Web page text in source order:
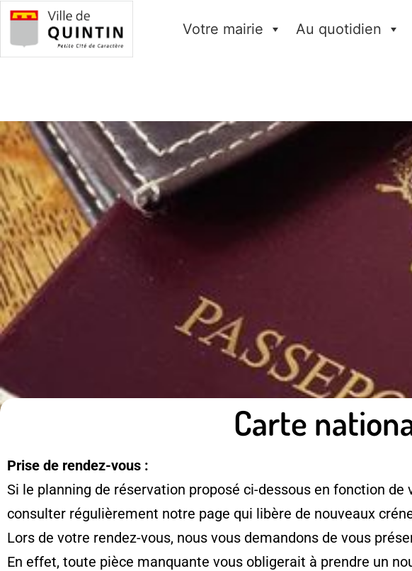
Votre mairie Au quotidien
Carte
Prise de rendez-vous :
Si le planning de réservation proposé ci-dessous en fonction
consulter régulièrement notre page qui libère de nouveaux
Lors de votre rendez-vous, nous vous demandons de vous
En effet, toute pièce manquante vous obligerait à prendre un